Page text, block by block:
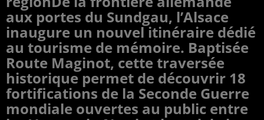
aux portes du Sundgau, l’Alsace
inaugure un nouvel itinéraire dédié
au tourisme de mémoire. Baptisée
Route Maginot, cette traversée
historique permet de découvrir 18
fortifications de la Seconde Guerre
mondiale ouvertes au public entre